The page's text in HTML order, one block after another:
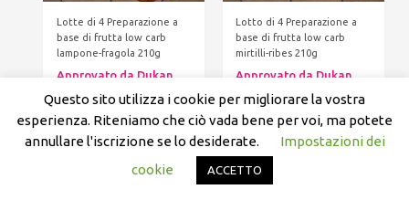
Lotte di 4 Preparazione a
base di frutta low carb
lampone-fragola 210g
Approvato da Dukan
23,00€
Aggiungi al carrello
Lotto di 4 Preparazione a
base di frutta low carb
mirtilli-ribes 210g
Approvato da Dukan
23,00€
Aggiungi al carrello
Questo sito utilizza i cookie per migliorare la vostra
esperienza. Riteniamo che ciò vada bene per voi, ma potete
annullare l'iscrizione se lo desiderate.
Impostazioni dei
cookie
ACCETTO